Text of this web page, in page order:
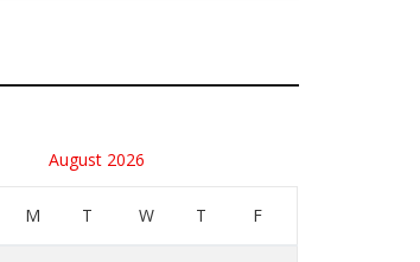
August 2026
M T W T F